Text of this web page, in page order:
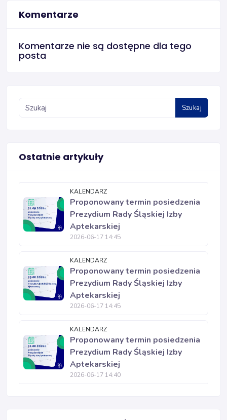
Komentarze
Komentarze nie są dostępne dla tego
posta
Szukaj
Ostatnie artykuły
KALENDARZ
Proponowany termin posiedzenia
Prezydium Rady Śląskiej Izby
Aptekarskiej
2026-06-17 14:45
KALENDARZ
Proponowany termin posiedzenia
Prezydium Rady Śląskiej Izby
Aptekarskiej
2026-06-17 14:45
KALENDARZ
Proponowany termin posiedzenia
Prezydium Rady Śląskiej Izby
Aptekarskiej
2026-06-17 14:40